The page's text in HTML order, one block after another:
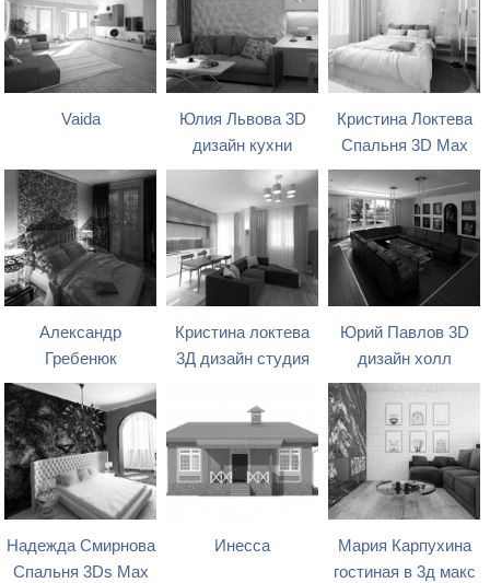
Vaida
Юлия Львова 3D
дизайн кухни
Кристина Локтева
Спальня 3D Max
Александр
Гребенюк
Кристина локтева
3Д дизайн студия
Юрий Павлов 3D
дизайн холл
Надежда Смирнова
Спальня 3Ds Max
Инесса
Мария Карпухина
гостиная в 3д макс